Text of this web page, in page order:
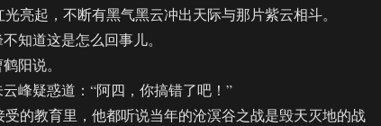
亮起，不断有黑气黑云冲出天际与那片紫云相斗。
道这是怎么回事儿。
阳说。
峰疑惑道：“阿四，你搞错了吧！”
教育里，他都听说当年的沧溟谷之战是毁天灭地的战